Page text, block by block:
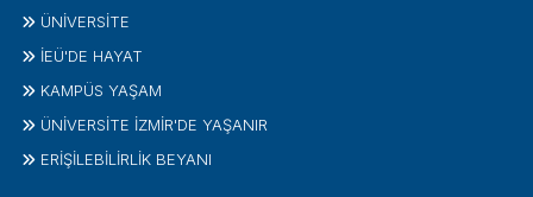
ÜNIVERSITE
İEÜ'DE HAYAT
KAMPÜS YAŞAM
ÜNİVERSİTE İZMİR'DE YAŞANIR
ERİŞİLEBİLİRLİK BEYANI